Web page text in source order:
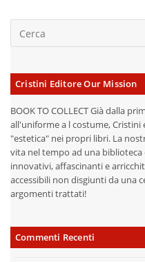
Cristini Editore Our Mission
BOOK TO COLLECT Già dalla
all'uniforme a l costume,
"estetica" nei propri libri. La
vita nel tempo ad una
innovativi, affascinanti e
accessibili non disgiunti da una
argomenti trattati!
Commenti Recenti